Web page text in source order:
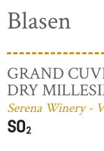
Blasen
GRAND
DRY
Serena Winery -